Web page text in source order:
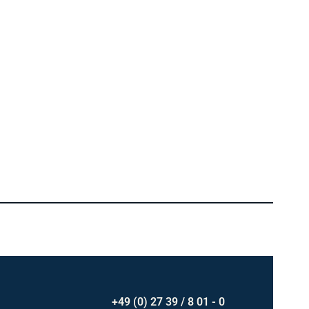
+49 (0) 27 39 / 8 01 - 0